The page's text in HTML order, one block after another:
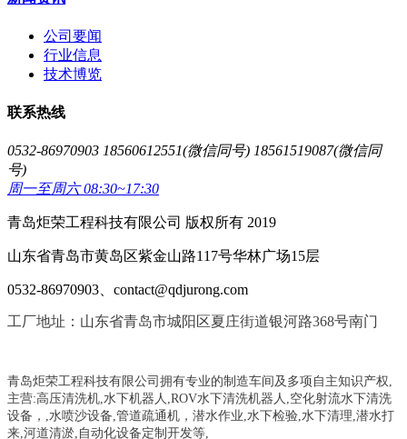
公司要闻
行业信息
技术博览
联系热线
0532-86970903 18560612551(微信同号) 18561519087(微信同
号)
周一至周六 08:30~17:30
青岛炬荣工程科技有限公司 版权所有 2019
山东省青岛市黄岛区紫金山路117号华林广场15层
0532-86970903、contact@qdjurong.com
工厂地址：山东省青岛市城阳区夏庄街道银河路368号南门
青岛炬荣工程科技有限公司拥有专业的制造车间及多项自主知识产权,
主营:高压清洗机,水下机器人,ROV水下清洗机器人,空化射流水下清洗
设备， ,水喷沙设备,管道疏通机 ， 潜水作业,水下检验,水下清理,潜水打
来,河道清淤,自动化设备定制开发等,